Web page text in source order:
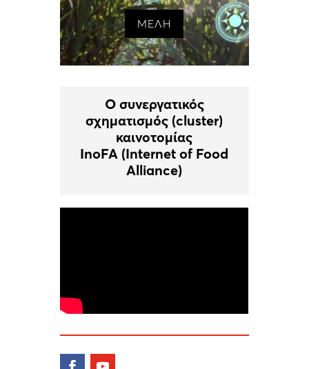
ΜΕΛΗ
Ο συνεργατικός
σχηματισμός (cluster)
καινοτομίας
InoFA (Internet of Food
Alliance)